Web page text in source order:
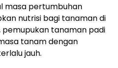
masa pertumbuhan
nutrisi bagi tanaman di
tanaman padi
tanam dengan
jauh.